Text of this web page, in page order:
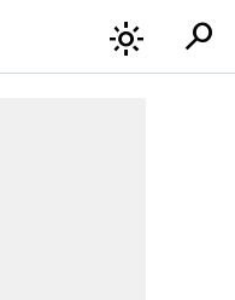
light_mode search